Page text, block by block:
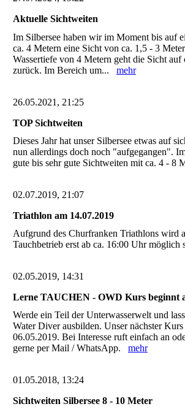
Aktuelle Sichtweiten
Im Silbersee haben wir im Moment bis auf
ca. 4 Metern eine Sicht von ca. 1,5 - 3
Wassertiefe von 4 Metern geht die Sicht auf
zurück. Im Bereich um... mehr
26.05.2021, 21:25
TOP Sichtweiten
Dieses Jahr hat unser Silbersee etwas auf
nun allerdings doch noch "aufgegangen".
gute bis sehr gute Sichtweiten mit ca. 4 - 8
02.07.2019, 21:07
Triathlon am 14.07.2019
Aufgrund des Churfranken Triathlons wird
Tauchbetrieb erst ab ca. 16:00 Uhr möglich
02.05.2019, 14:31
Lerne TAUCHEN - OWD Kurs beginnt
Werde ein Teil der Unterwasserwelt und
Water Diver ausbilden. Unser nächster
06.05.2019. Bei Interesse ruft einfach an
gerne per Mail / WhatsApp. mehr
01.05.2018, 13:24
Sichtweiten Silbersee 8 - 10 Meter